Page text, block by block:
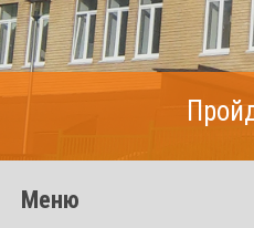
Меню